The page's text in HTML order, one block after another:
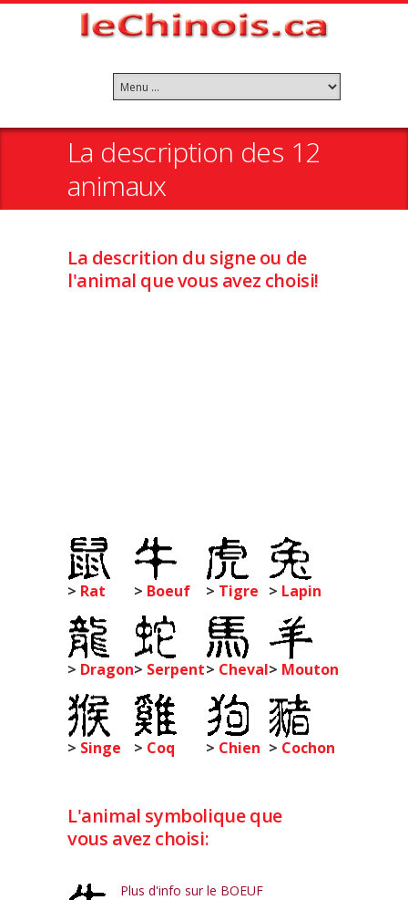
La description des 12
animaux
La descrition du signe ou de
l'animal que vous avez choisi!
> Rat > Boeuf > Tigre > Lapin
> Dragon> Serpent> Cheval> Mouton
> Singe > Coq > Chien > Cochon
L'animal symbolique que
vous avez choisi:
Plus d'info sur le BOEUF